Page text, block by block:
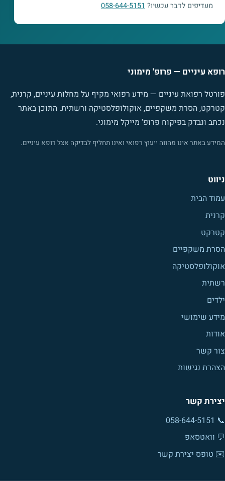
מעדיפים לדבר עכשיו?058-644-5151
רופא עיניים — פרופ' מימוני
פורטל רפואת עיניים — מידע רפואי מקיף על מחלות עיניים, קרנית,
קטרקט, הסרת משקפיים, אוקולופלסטיקה ורשתית. התוכן באתר
נכתב ונבדק בפיקוח פרופ' מייקל מימוני.
המידע באתר אינו מהווה ייעוץ רפואי ואינו תחליף לבדיקה אצל רופא עיניים.
ניווט
עמוד הבית
קרנית
קטרקט
הסרת משקפיים
אוקולופלסטיקה
רשתית
ילדים
מידע שימושי
אודות
צור קשר
הצהרת נגישות
יצירת קשר
📞
058-644-5151
💬 וואטסאפ
✉️ טופס יצירת קשר